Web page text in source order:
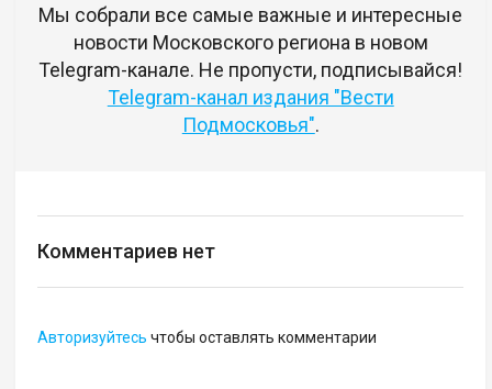
Мы собрали все самые важные и интересные
новости Московского региона в новом
Telegram-канале. Не пропусти, подписывайся!
Telegram-канал издания "Вести
Подмосковья".
Комментариев нет
Авторизуйтесь чтобы оставлять комментарии